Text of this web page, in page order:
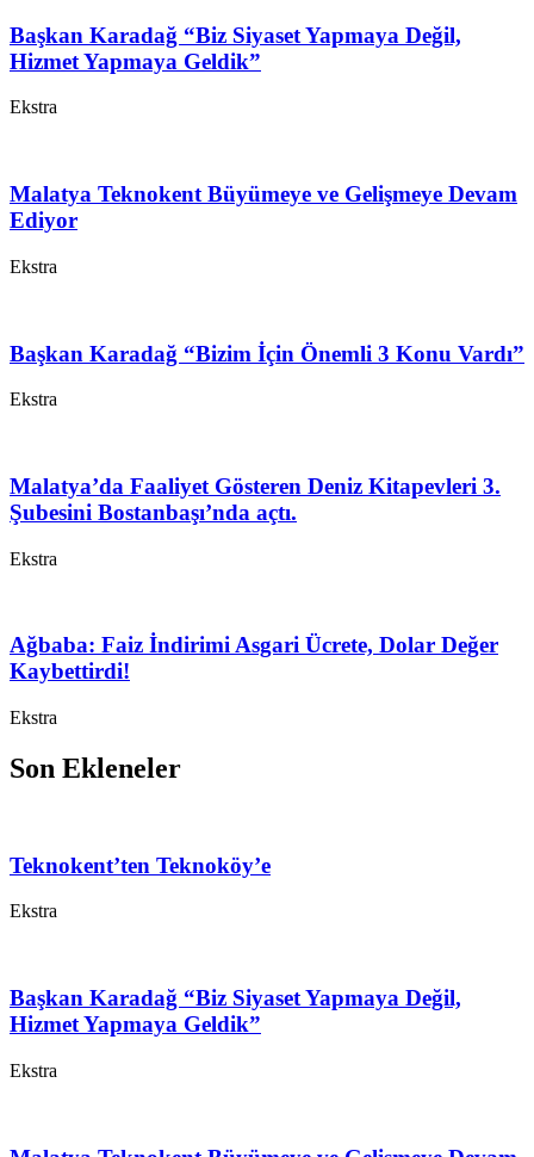
Başkan Karadağ “Biz Siyaset Yapmaya Değil,
Hizmet Yapmaya Geldik”
Ekstra
Malatya Teknokent Büyümeye ve Gelişmeye Devam
Ediyor
Ekstra
Başkan Karadağ “Bizim İçin Önemli 3 Konu Vardı”
Ekstra
Malatya’da Faaliyet Gösteren Deniz Kitapevleri 3.
Şubesini Bostanbaşı’nda açtı.
Ekstra
Ağbaba: Faiz İndirimi Asgari Ücrete, Dolar Değer
Kaybettirdi!
Ekstra
Son Ekleneler
Teknokent’ten Teknoköy’e
Ekstra
Başkan Karadağ “Biz Siyaset Yapmaya Değil,
Hizmet Yapmaya Geldik”
Ekstra